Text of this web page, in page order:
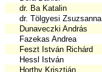
dr. Ba Katalin
dr. Tölgyesi Zsuzsanna
Dunaveczki András
Fazekas Andrea
Feszt István Richárd
Hessl István
Horthy Krisztián